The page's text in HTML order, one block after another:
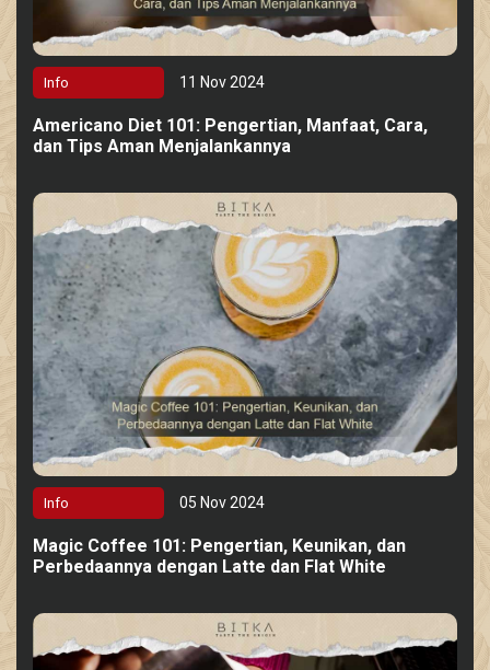
Info 11 Nov 2024
Americano Diet 101: Pengertian, Manfaat, Cara,
dan Tips Aman Menjalankannya
Info 05 Nov 2024
Magic Coffee 101: Pengertian, Keunikan, dan
Perbedaannya dengan Latte dan Flat White